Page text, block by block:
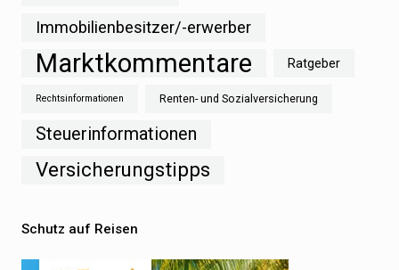
Immobilienbesitzer/-erwerber
Marktkommentare Ratgeber
Rechtsinformationen Renten- und Sozialversicherung
Steuerinformationen
Versicherungstipps
Schutz auf Reisen